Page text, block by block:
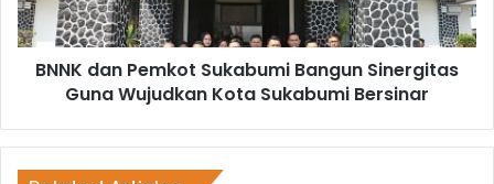
BNNK dan Pemkot Sukabumi Bangun Sinergitas
Guna Wujudkan Kota Sukabumi Bersinar